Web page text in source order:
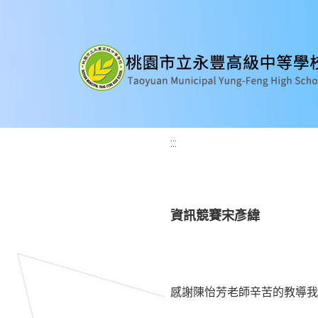
:::
資訊競賽宋彥緯
感謝陳怡芳老師辛苦的教導